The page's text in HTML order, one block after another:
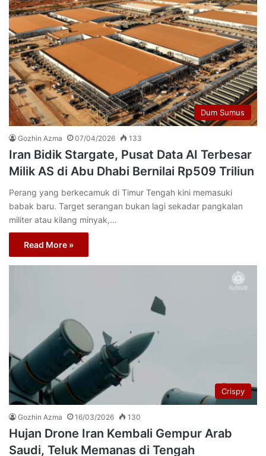
Dum Sumus
Gozhin Azma 07/04/2026 133
Iran Bidik Stargate, Pusat Data AI Terbesar
Milik AS di Abu Dhabi Bernilai Rp509 Triliun
Perang yang berkecamuk di Timur Tengah kini memasuki
babak baru. Target serangan bukan lagi sekadar pangkalan
militer atau kilang minyak,…
Read More »
Crispy
Gozhin Azma 16/03/2026 130
Hujan Drone Iran Kembali Gempur Arab
Saudi, Teluk Memanas di Tengah